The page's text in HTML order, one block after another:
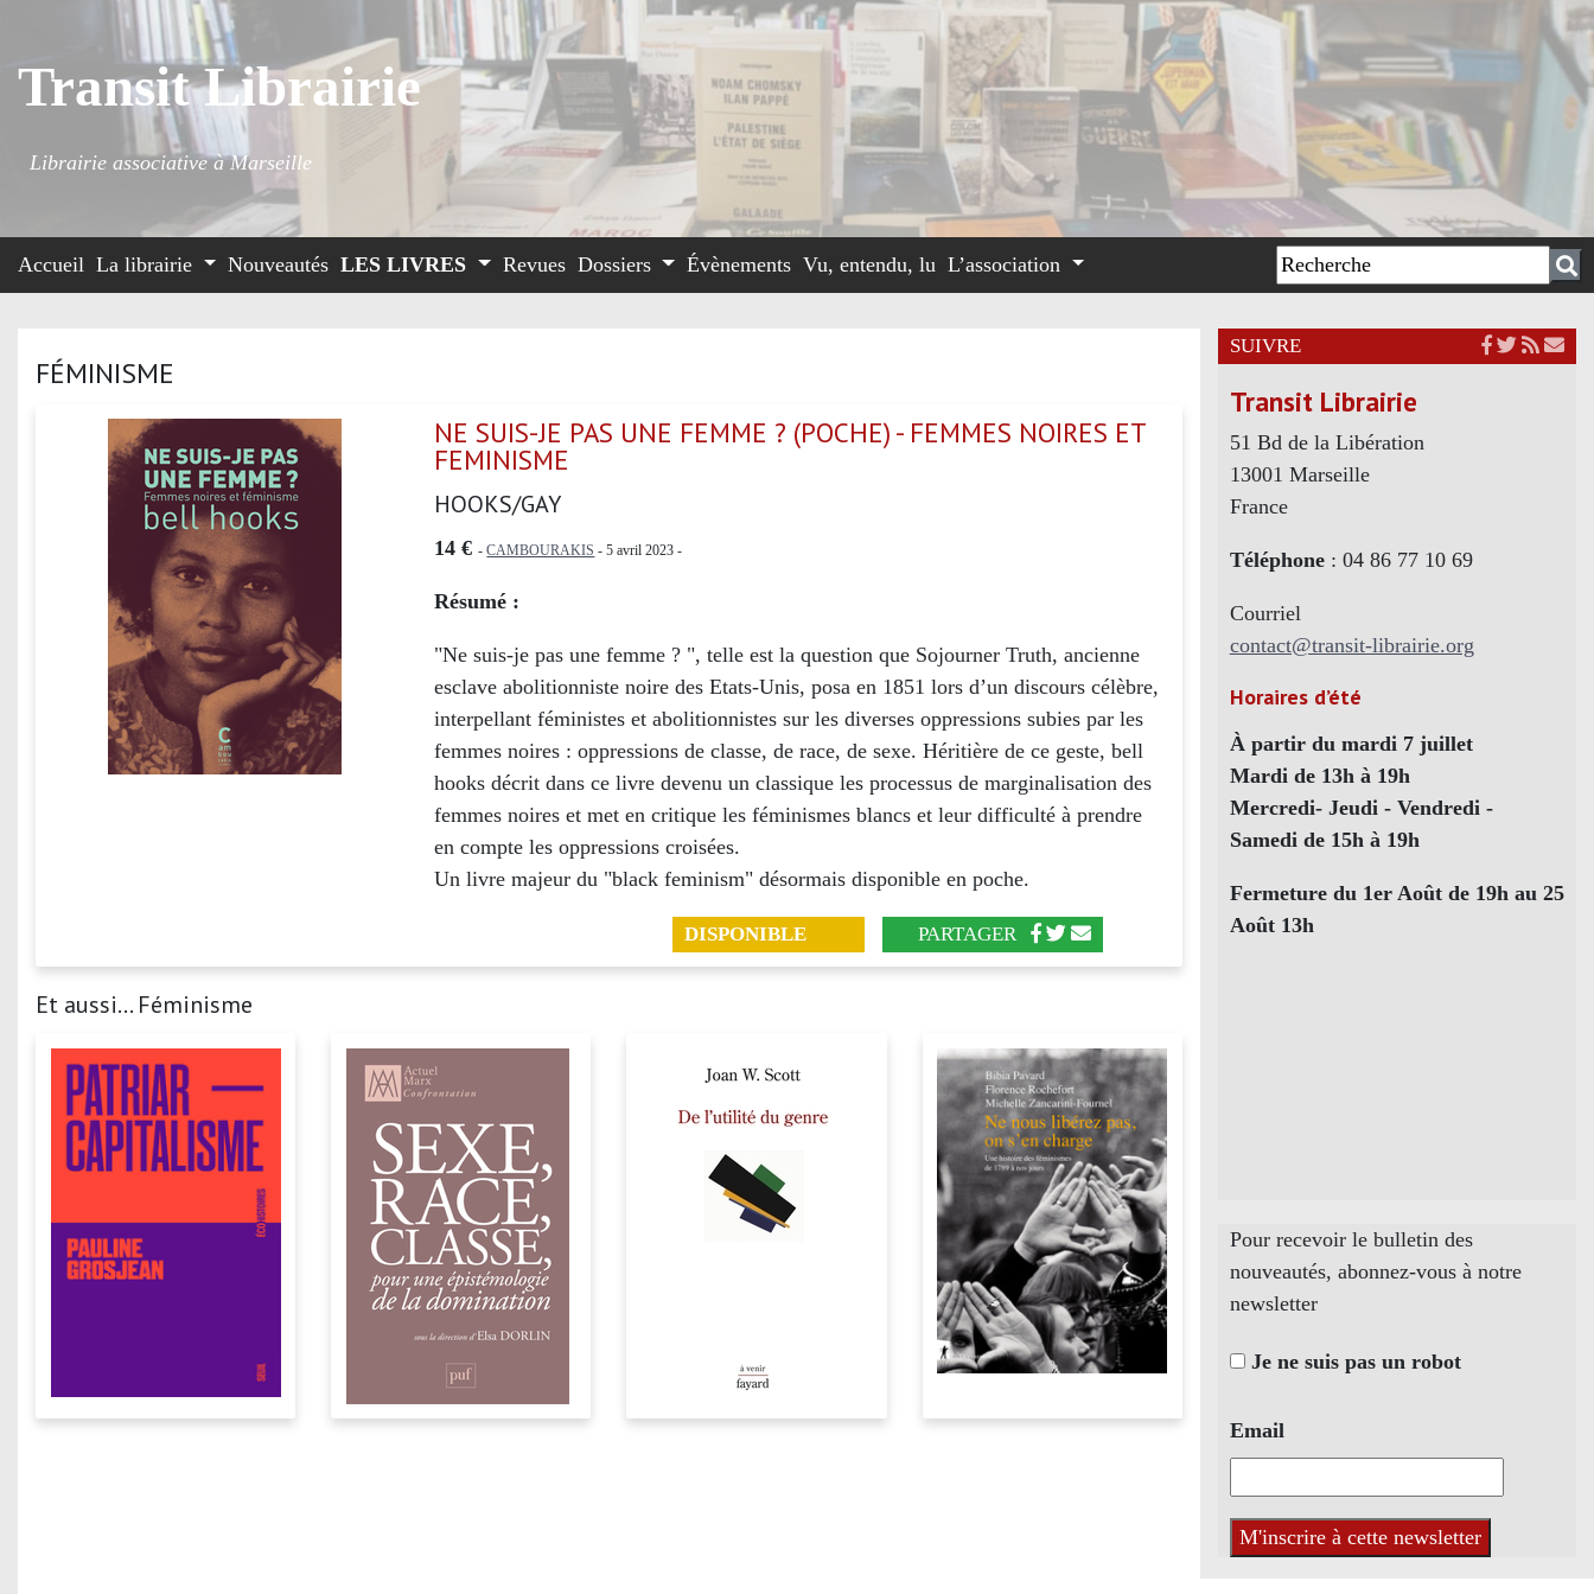
Transit Librairie
Librairie associative à Marseille
Accueil La librairie Nouveautés LES LIVRES Revues Dossiers Évènements Vu, entendu, lu L’association
FÉMINISME
NE SUIS-JE PAS UNE FEMME ? (POCHE) - FEMMES NOIRES ET
FEMINISME
HOOKS/GAY
14 € -CAMBOURAKIS - 5 avril 2023 -
Résumé :
"Ne suis-je pas une femme ? ", telle est la question que Sojourner Truth, ancienne
esclave abolitionniste noire des Etats-Unis, posa en 1851 lors d’un discours célèbre,
interpellant féministes et abolitionnistes sur les diverses oppressions subies par les
femmes noires : oppressions de classe, de race, de sexe. Héritière de ce geste, bell
hooks décrit dans ce livre devenu un classique les processus de marginalisation des
femmes noires et met en critique les féminismes blancs et leur difficulté à prendre
en compte les oppressions croisées.
Un livre majeur du "black feminism" désormais disponible en poche.
DISPONIBLE PARTAGER
Et aussi... Féminisme
SUIVRE
Transit Librairie
51 Bd de la Libération
13001 Marseille
France
Téléphone: 04 86 77 10 69
Courriel
contact@transit-librairie.org
Horaires d’été
À partir du mardi 7 juillet
Mardi de 13h à 19h
Mercredi- Jeudi - Vendredi -
Samedi de 15h à 19h
Fermeture du 1er Août de 19h au 25
Août 13h
Pour recevoir le bulletin des
nouveautés, abonnez-vous à notre
newsletter
Je ne suis pas un robot
Email